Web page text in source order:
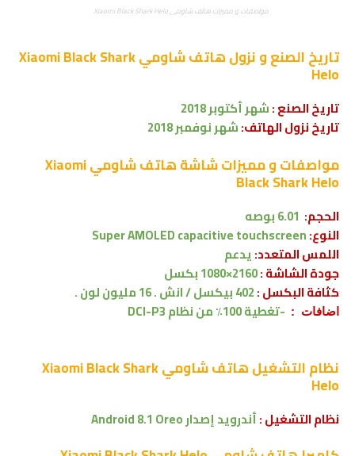
مواصفات و مميزات هاتف شاومي Xiaomi Black Shark Helo
تاريخ الصنع و نزول هاتف شاومي Xiaomi Black Shark
Helo
تاريخ الصنع :شهرأكتوبر 2018
تاريخ نزول الهاتف:شهرنوفمبر 2018
مواصفات و مميزات شاشة هاتف شاومي Xiaomi
Black Shark Helo
الحجم:
النوع:Super AMOLED capacitive touchscreen
اللمس المتعدد:يدعم
جودة الشاشة :2160×1080 بكسل
كثافة البكسل :402 بيكسل / انش . 16 مليون لون .
اضافات : -تغطية 100٪ من نظام DCI-P3
نظام التشغيل هاتف شاومي Xiaomi Black Shark
Helo
نظام التشغيل :أندرويد إصدارAndroid 8.1 Oreo